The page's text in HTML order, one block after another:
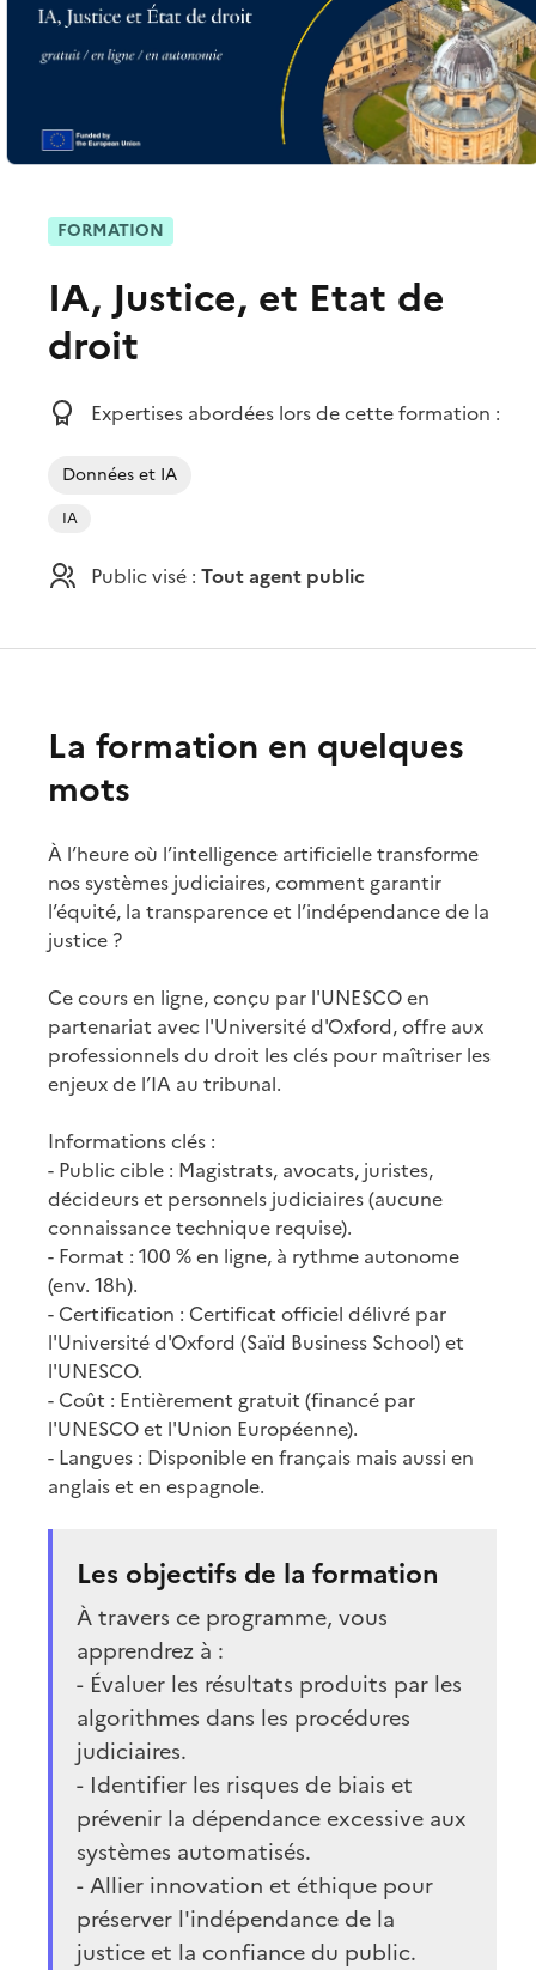
FORMATION
IA, Justice, et Etat de
droit
Expertises abordées lors de cette formation :
Données et IA
IA
Public visé : Tout agent public
La formation en quelques
mots
À l’heure où l’intelligence artificielle transforme
nos systèmes judiciaires, comment garantir
l’équité, la transparence et l’indépendance de la
justice ?
Ce cours en ligne, conçu par l'UNESCO en
partenariat avec l'Université d'Oxford, offre aux
professionnels du droit les clés pour maîtriser les
enjeux de l’IA au tribunal.
Informations clés :
- Public cible : Magistrats, avocats, juristes,
décideurs et personnels judiciaires (aucune
connaissance technique requise).
- Format : 100 % en ligne, à rythme autonome
(env. 18h).
- Certification : Certificat officiel délivré par
l'Université d'Oxford (Saïd Business School) et
l'UNESCO.
- Coût : Entièrement gratuit (financé par
l'UNESCO et l'Union Européenne).
- Langues : Disponible en français mais aussi en
anglais et en espagnole.
Les objectifs de la formation
À travers ce programme, vous
apprendrez à :
- Évaluer les résultats produits par les
algorithmes dans les procédures
judiciaires.
- Identifier les risques de biais et
prévenir la dépendance excessive aux
systèmes automatisés.
- Allier innovation et éthique pour
préserver l'indépendance de la
justice et la confiance du public.